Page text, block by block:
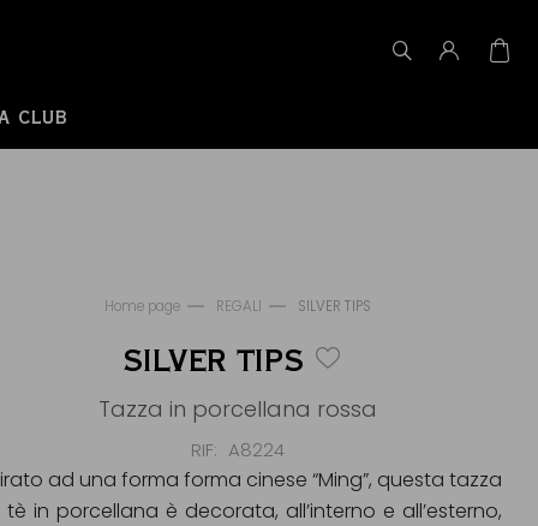
CLUB
Home page REGALI SILVER TIPS
SILVER TIPS
Tazza in porcellana rossa
RIF A8224
ad una forma forma cinese “Ming”, questa tazza
in porcellana è decorata, all’interno e all’esterno,